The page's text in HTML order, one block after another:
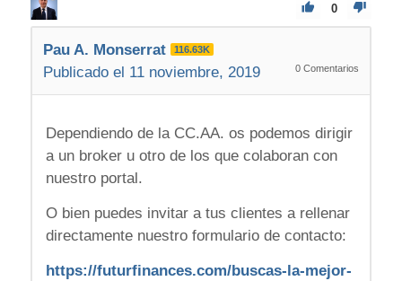
0
Pau A. Monserrat 116.63K
Publicado el 11 noviembre, 2019 0 Comentarios
Dependiendo de la CC.AA. os podemos dirigir
a un broker u otro de los que colaboran con
nuestro portal.
O bien puedes invitar a tus clientes a rellenar
directamente nuestro formulario de contacto:
https://futurfinances.com/buscas-la-mejor-